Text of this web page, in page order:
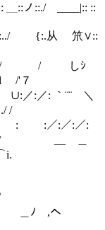
::./ ____|:: ::
{:.从 笊∨::
: / / しｼ
/'７
:／: ｀¨¨ ＼
/
: :／:／:／:
l._/ /_/ __ ＿
Ui／⌒i.
ﾉ;;;;;;;;;;ﾉ
:: ｌ ＿ﾉ ,へ